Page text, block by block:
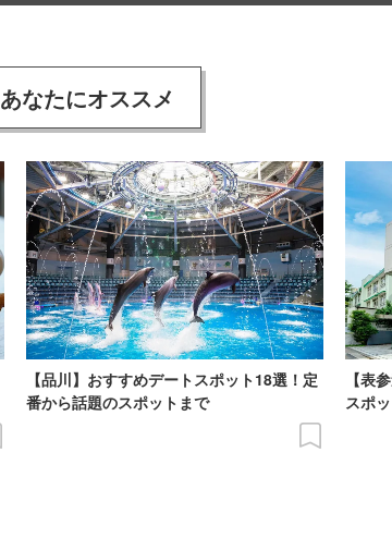
あなたにオススメ
【品川】おすすめデートスポット18選！定
番から話題のスポットまで
【表
スポ